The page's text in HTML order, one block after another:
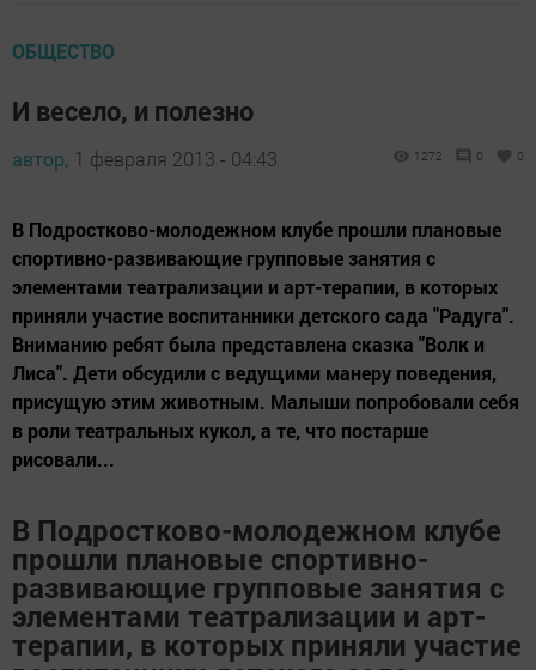
ОБЩЕСТВО
И весело, и полезно
автор, 1 февраля 2013 - 04:43 1272 0 0
В Подростково-молодежном клубе прошли плановые
спортивно-развивающие групповые занятия с
элементами театрализации и арт-терапии, в которых
приняли участие воспитанники детского сада "Радуга".
Вниманию ребят была представлена сказка "Волк и
Лиса". Дети обсудили с ведущими манеру поведения,
присущую этим животным. Малыши попробовали себя
в роли театральных кукол, а те, что постарше
рисовали...
В Подростково-молодежном клубе
прошли плановые спортивно-
развивающие групповые занятия с
элементами театрализации и арт-
терапии, в которых приняли участие